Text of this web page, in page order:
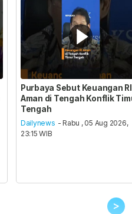
Purbaya Sebut Keuangan RI
Aman di Tengah Konflik
Tengah
Dailynews - Rabu , 05 Aug 2026,
23:15 WIB
>